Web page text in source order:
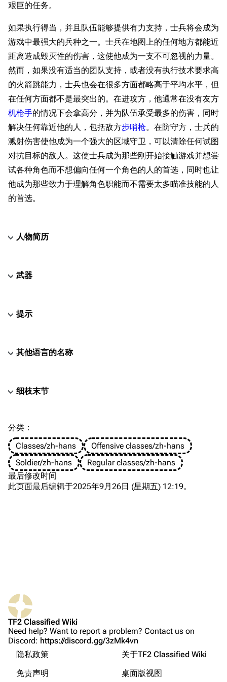
导航
首页
关于
Forums
Discord
未登录
English
Français
可打印版
固定链接
页面信息
艰巨的任务。
如果执行得当，并且队伍能够提供有力支持，士兵将会成为
游戏中最强大的兵种之一。士兵在地图上的任何地方都能近
距离造成毁灭性的伤害，这使他成为一支不可忽视的力量。
然而，如果没有适当的团队支持，或者没有执行技术要求高
的火箭跳能力，士兵也会在很多方面都略高于平均水平，但
在任何方面都不是最突出的。在进攻方，他通常在没有友方
机枪手的情况下会拿高分，并为队伍承受最多的伤害，同时
解决任何靠近他的人，包括敌方步哨枪。在防守方，士兵的
溅射伤害使他成为一个强大的区域守卫，可以清除任何试图
对抗目标的敌人。这使士兵成为那些刚开始接触游戏并想尝
试各种角色而不想偏向任何一个角色的人的首选，同时也让
他成为那些致力于理解角色职能而不需要太多瞄准技能的人
的首选。
人物简历
武器
提示
其他语言的名称
细枝末节
主武器
副武器
近战武器
提示
其他语言的名称
分类 ：​
Classes/zh-hans
Offensive classes/zh-hans
Soldier/zh-hans
Regular classes/zh-hans
最后修改时间
此页面最后编辑于2025年9月26日 (星期五) 12:19。
TF2 Classified Wiki
Need help? Want to report a problem? Contact us on
Discord: https://discord.gg/3zMk4vn
隐私政策
关于TF2 Classified Wiki
免责声明
桌面版视图